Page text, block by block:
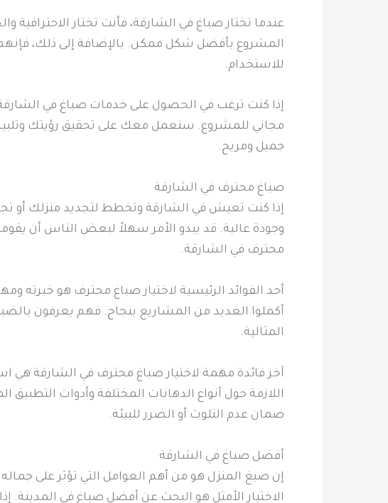
عندما تختار صباغ في الشارقة، فأنت تختار
المشروع بأفضل شكل ممكن. بالإضافة إلى ذلك،
للاستخدام.
إذا كنت ترغب في الحصول على خدمات صباغ في الشارقة،
مجاني للمشروع. سنعمل معك على تحقيق رؤيتك
جميل ومريح.
صباغ محترف في الشارقة
إذا كنت تعيش في الشارقة وتخطط لتجديد منزلك أو
وجودة عالية. قد يبدو الأمر سهلاً لبعض الناس أن
محترف في الشارقة.
أحد الفوائد الرئيسية لاختيار صباغ محترف هو
أكملوا العديد من المشاريع بنجاح. فهم يعرفون
المثالية.
آخر فائدة مهمة لاختيار صباغ محترف في الشارقة هي
اللازمة حول أنواع الدهانات المختلفة وأدوات
ضمان عدم التلوث أو الضرر للبيئة.
أفضل صباغ في الشارقة
إن صبغ المنزل هو من أهم العوامل التي تؤثر على
الاختيار الأمثل هو البحث عن أفضل صباغ في المدينة.